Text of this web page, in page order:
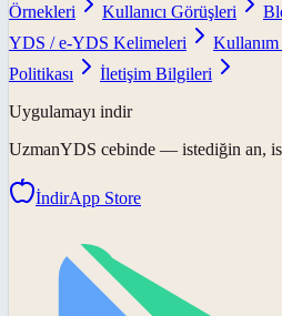
Örnekleri
Kullanıcı Görüşleri
YDS / e-YDS Kelimeleri
Kullanım
Politikası
İletişim Bilgileri
Uygulamayı indir
UzmanYDS cebinde — istediğin an,
İndirApp Store